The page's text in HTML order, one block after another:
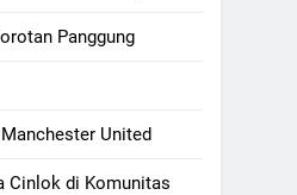
Panggung
United
Cinlok di Komunitas